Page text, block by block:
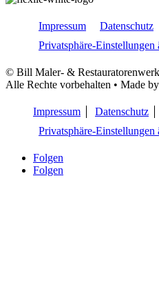
Impressum
Datenschutz
Privatsphäre-Einstellungen
© Bill Maler- &
Alle Rechte vorbehalten • Made by
Impressum
Datenschutz
Privatsphäre-Einstellungen
Folgen
Folgen